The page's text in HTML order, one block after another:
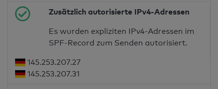
Zusätzlich autorisierte IPv4-Adressen
Es wurden expliziten IPv4-Adressen im
SPF-Record zum Senden autorisiert.
145.253.207.27
145.253.207.31